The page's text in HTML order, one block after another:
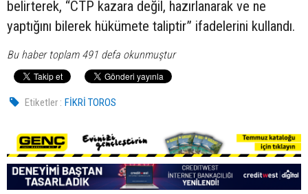
belirterek, “CTP kazara değil, hazırlanarak ve ne
yaptığını bilerek hükümete taliptir” ifadelerini kullandı.
Bu haber toplam 491 defa okunmuştur
Etiketler : FİKRİ TOROS